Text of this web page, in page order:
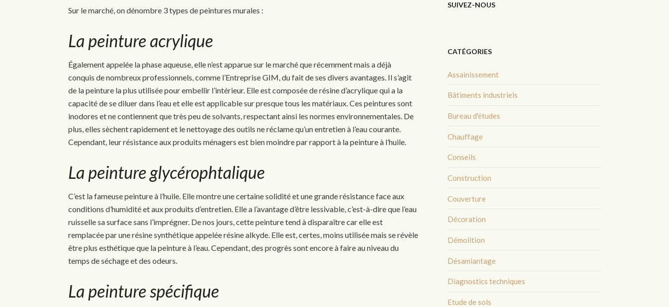
Sur le marché, on dénombre 3 types de peintures murales :
La peinture acrylique
Également appelée la phase aqueuse, elle n’est apparue sur le marché que récemment mais a déjà
conquis de nombreux professionnels, comme l’Entreprise GIM, du fait de ses divers avantages. Il s’agit
de la peinture la plus utilisée pour embellir l’intérieur. Elle est composée de résine d’acrylique qui a la
capacité de se diluer dans l’eau et elle est applicable sur presque tous les matériaux. Ces peintures sont
inodores et ne contiennent que très peu de solvants, respectant ainsi les normes environnementales. De
plus, elles sèchent rapidement et le nettoyage des outils ne réclame qu’un entretien à l’eau courante.
Cependant, leur résistance aux produits ménagers est bien moindre par rapport à la peinture à l’huile.
La peinture glycérophtalique
C’est la fameuse peinture à l’huile. Elle montre une certaine solidité et une grande résistance face aux
conditions d’humidité et aux produits d’entretien. Elle a l’avantage d’être lessivable, c’est-à-dire que l’eau
ruisselle sa surface sans l’imprégner. De nos jours, cette peinture tend à disparaître car elle est
remplacée par une résine synthétique appelée résine alkyde. Elle est, certes, moins utilisée mais se révèle
être plus esthétique que la peinture à l’eau. Cependant, des progrès sont encore à faire au niveau du
temps de séchage et des odeurs.
La peinture spécifique
SUIVEZ-NOUS
CATÉGORIES
Assainissement
Bâtiments industriels
Bureau d'études
Chauffage
Conseils
Construction
Couverture
Décoration
Démolition
Désamiantage
Diagnostics techniques
Etude de sols